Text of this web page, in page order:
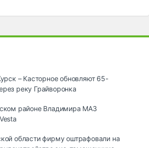
– Касторное обновляют 65-
реку Грайворонка
районе Владимира МАЗ
области фирму оштрафовали на